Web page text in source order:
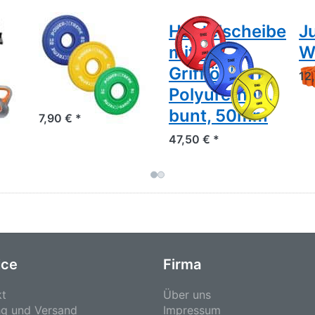
Frictional
Plates,
gummiert,
50mm
7,90 € *
Hantelscheibe
mit 4
Grifflöchern,
Polyurethan,
bunt, 50mm
47,50 € *
und Versand
Firma
Über uns
Impressum